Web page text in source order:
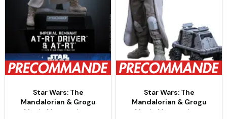
Star Wars: The
Mandalorian & Grogu
Movie Masterpiece
Star Wars: The
Mandalorian & Grogu
Movie Masterpiece